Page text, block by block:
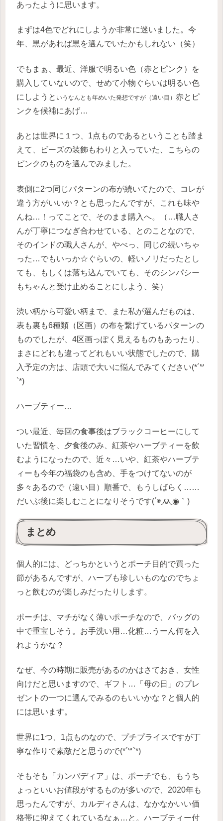
あったように思います。
まずは4色でどれにしようか非常に迷いました。今
年、黒があれば黒を選んでいたかもしれない（笑）
でもまぁ、最近、洋服で明るい色（赤とピンク）を
購入していないので、せめて小物ぐらいは明るい色
にしようと いうなんとも年めいた発想ですが（遠い目） 赤とピ
ンクを候補にあげ…
あとは世界に１つ、1点ものであるということも踏ま
えて、ビーズの装飾もわりと入っていた、こちらの
ピンクのものを選んでみました。
表側に2つ同じパターンの布が続いてたので、コレが
違う方がいいか？とも思ったんですが、これも味や
んね…！ってことで、そのまま購入へ。（…職人さ
んが丁寧につなぎ合わせている、とのことなので、
そのインドの職人さんが、やべっ、同じの続いちゃ
った…でもいっか☆ぐらいの、軽いノリだったとし
ても、もしくは落ち込んでいても、そのシンパシー
もちゃんと受け止めることにしよう、笑）
渋い柄から可愛い柄まで、また私が選んだものは、
表も裏も6種類（区画）の布を繋げているパターンの
ものでしたが、4区画っぽく見えるものもあったり、
まさにどれも違ってどれもいい状態でしたので、購
入予定の方は、店頭で大いに悩んでみてください(*´꒳
`*)
ハーブティー…
つい最近、毎回の食事後はブラックコーヒーにして
いた習慣を、夕食後のみ、紅茶やハーブティーを飲
むようになったので、近々…いや、紅茶やハーブテ
ィーも今年の福袋のも含め、手をつけてないのが
多々あるので（遠い目）順番で、もうしばらく……
だいぶ後に楽しむことになりそうです(΄◉◞౪◟◉｀)
まとめ
個人的には、どっちかというとポーチ目的で買った
節があるんですが、ハーブも珍しいものなのでちょ
っと飲むのが楽しみだったりします。
ポーチは、マチがなく薄いポーチなので、バッグの
中で重宝しそう。お手洗い用…化粧…うーん何を入
れようかな？
なぜ、今の時期に販売があるのかはさておき、女性
向けだと思いますので、ギフト…「母の日」のプレ
ゼントの一つに選んでみるのもいいかな？と個人的
には思います。
世界に1つ、1点ものなので、プチプライスですが丁
寧な作りで素敵だと思うので(*´꒳`*)
そもそも「カンバディア」は、ポーチでも、もうち
ょっといいお値段がするものが多いので、2020年も
思ったんですが、カルディさんは、なかなかいい価
格帯に抑えてくれているなぁ…と。ハーブティー付